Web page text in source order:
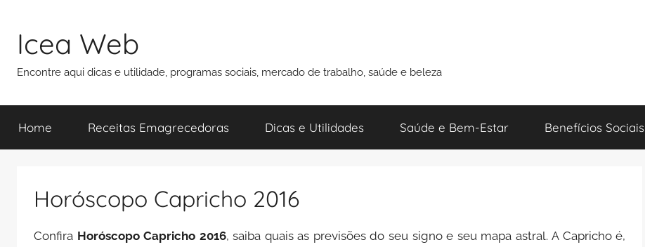
conteúdo
Icea Web
Encontre aqui dicas e utilidade, programas sociais, mercado de trabalho, saúde e beleza
Home Receitas Emagrecedoras Dicas e Utilidades Saúde e Bem-Estar Benefícios Sociais
Horóscopo Capricho 2016
Confira Horóscopo Capricho 2016, saiba quais as previsões do seu signo e seu mapa astral. A Capricho é,